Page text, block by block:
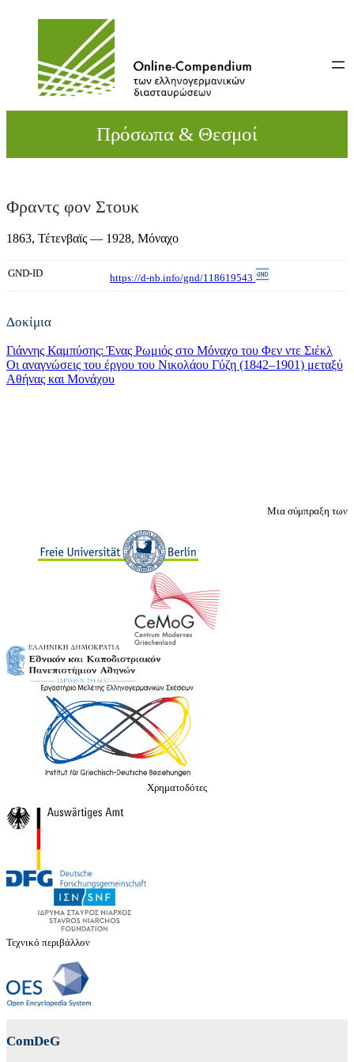
Πρόσωπα & Θεσμοί
Φραντς φον Στουκ
1863, Τέτενβαϊς — 1928, Μόναχο
GND-ID https://d-nb.info/gnd/118619543
Δοκίμια
Γιάννης Καμπύσης: Ένας Ρωμιός στο Μόναχο του Φεν ντε Σιέκλ
Οι αναγνώσεις του έργου του Νικολάου Γύζη (1842–1901) μεταξύ
Αθήνας και Μονάχου
Μια σύμπραξη των
Χρηματοδότες
Τεχνικό περιβάλλον
ComDeG